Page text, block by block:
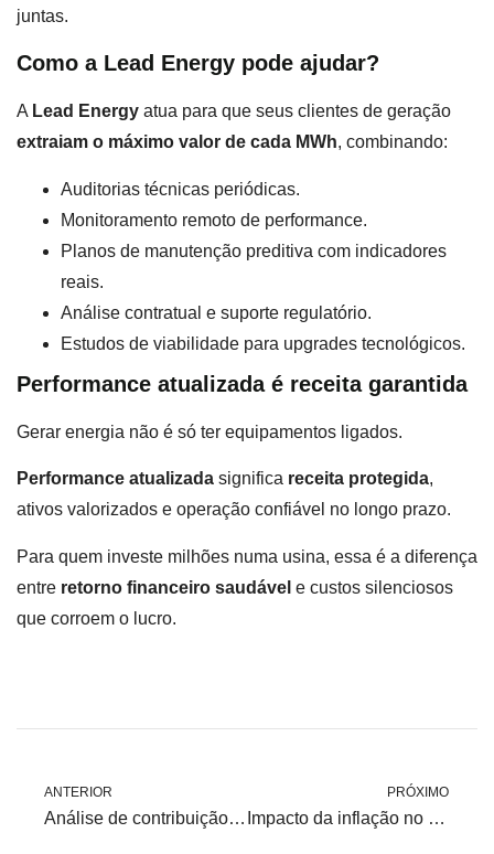
juntas.
Como a Lead Energy pode ajudar?
A Lead Energy atua para que seus clientes de geração
extraiam o máximo valor de cada MWh, combinando:
Auditorias técnicas periódicas.
Monitoramento remoto de performance.
Planos de manutenção preditiva com indicadores
reais.
Análise contratual e suporte regulatório.
Estudos de viabilidade para upgrades tecnológicos.
Performance atualizada é receita garantida
Gerar energia não é só ter equipamentos ligados.
Performance atualizada significa receita protegida,
ativos valorizados e operação confiável no longo prazo.
Para quem investe milhões numa usina, essa é a diferença
entre retorno financeiro saudável e custos silenciosos
que corroem o lucro.
ANTERIOR
Análise de contribuição associativa em usinas: impactando sua receita.
PRÓXIMO
Impacto da inflação no custo da energia elétrica.